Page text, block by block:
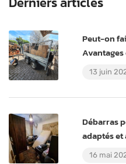
Peut-on
13 juin
Débarras
adaptés
16 mai